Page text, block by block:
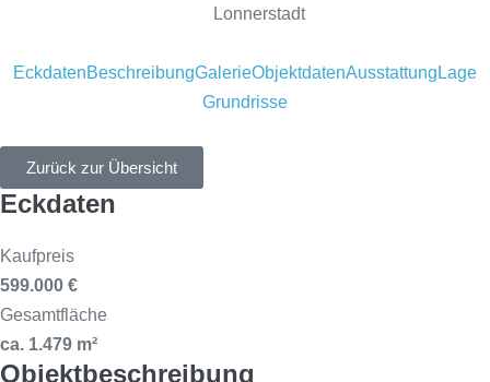
Lonnerstadt
EckdatenBeschreibungGalerieObjektdatenAusstattung Lage
Grundrisse
Zurück zur Übersicht
Eckdaten
Kaufpreis
599.000 €
Gesamtfläche
ca. 1.479 m²
Objektbeschreibung